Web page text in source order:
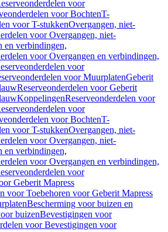
voor
voor BochtenT-
voor T-stukkenOvergangen, niet-
voor Overgangen, niet-
en verbindingen,
voor Overgangen en verbindingen,
voor
voor MuurplatenGeberit
Reserveonderdelen voor Geberit
KoppelingenReserveonderdelen voor
voor
voor BochtenT-
voor T-stukkenOvergangen, niet-
voor Overgangen, niet-
en verbindingen,
voor Overgangen en verbindingen,
voor
Geberit Mapress
voor Toebehoren voor Geberit Mapress
Bescherming voor buizen en
buizenBevestigingen voor
voor Bevestigingen voor